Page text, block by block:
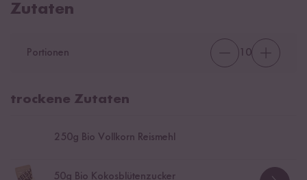
Zutaten
Portionen 10
trockene Zutaten
250g Bio Vollkorn Reismehl
50g Bio Kokosblütenzucker